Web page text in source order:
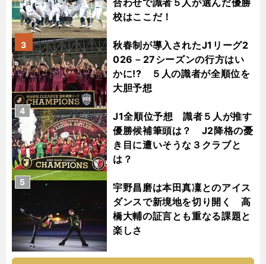
合わせで識者５人が選んだ優勝
校はここだ！
秋春制が導入されたJ1リーグ2
026－27シーズンの行方はい
かに!? ５人の識者が全順位を
大胆予想
3
J1全順位予想 識者５人が推す
優勝候補筆頭は？ J2降格の憂
き目に遭いそうな３クラブと
は？
4
宇野昌磨は本田真凜とのアイス
ダンスで新境地を切り開く 高
橋大輔の証言とも重なる課題と
楽しさ
5